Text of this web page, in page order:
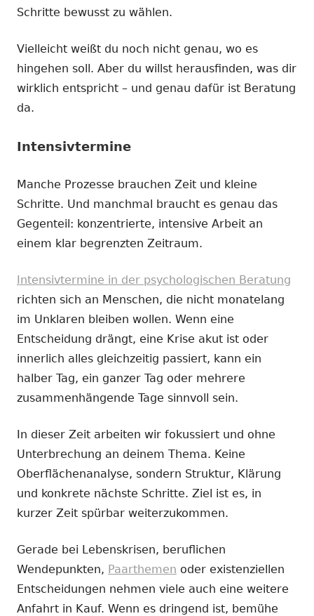
Schritte bewusst zu wählen.
Vielleicht weißt du noch nicht genau, wo es
hingehen soll. Aber du willst herausfinden, was dir
wirklich entspricht – und genau dafür ist Beratung
da.
Intensivtermine
Manche Prozesse brauchen Zeit und kleine
Schritte. Und manchmal braucht es genau das
Gegenteil: konzentrierte, intensive Arbeit an
einem klar begrenzten Zeitraum.
Intensivtermine in der psychologischen Beratung
richten sich an Menschen, die nicht monatelang
im Unklaren bleiben wollen. Wenn eine
Entscheidung drängt, eine Krise akut ist oder
innerlich alles gleichzeitig passiert, kann ein
halber Tag, ein ganzer Tag oder mehrere
zusammenhängende Tage sinnvoll sein.
In dieser Zeit arbeiten wir fokussiert und ohne
Unterbrechung an deinem Thema. Keine
Oberflächenanalyse, sondern Struktur, Klärung
und konkrete nächste Schritte. Ziel ist es, in
kurzer Zeit spürbar weiterzukommen.
Gerade bei Lebenskrisen, beruflichen
Wendepunkten, Paarthemen oder existenziellen
Entscheidungen nehmen viele auch eine weitere
Anfahrt in Kauf. Wenn es dringend ist, bemühe